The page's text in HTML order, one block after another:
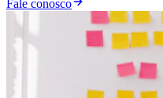
Fale conosco